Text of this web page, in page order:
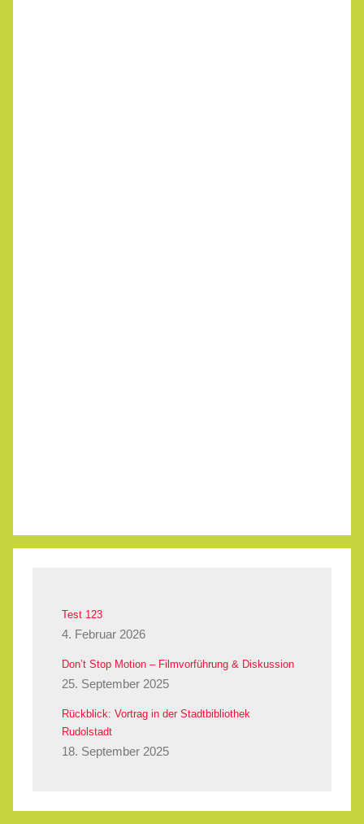
Test 123
4. Februar 2026
Don’t Stop Motion – Filmvorführung & Diskussion
25. September 2025
Rückblick: Vortrag in der Stadtbibliothek
Rudolstadt
18. September 2025